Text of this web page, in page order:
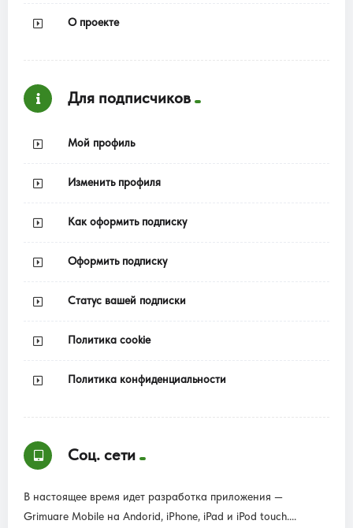
О проекте
Для подписчиков
Мой профиль
Изменить профиля
Как оформить подписку
Оформить подписку
Статус вашей подписки
Политика cookie
Политика конфиденциальности
Соц. сети
В настоящее время идет разработка приложения —
Grimuare Mobile на Andorid, iPhone, iPad и iPod touch....